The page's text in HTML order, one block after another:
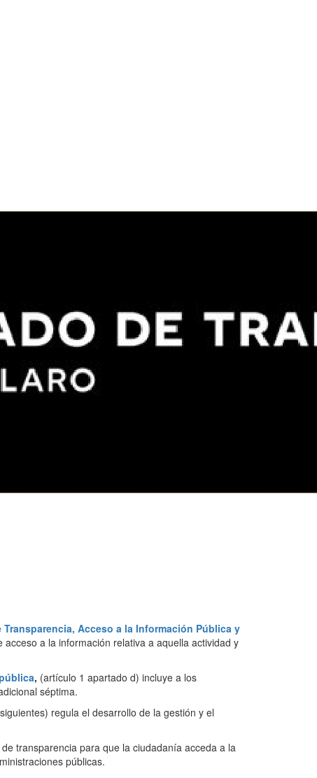
Transparencia, Acceso a la Información Pública y
a la información relativa a aquella actividad y
, (artículo 1 apartado d) incluye a los
séptima.
regula el desarrollo de la gestión y el
transparencia para que la ciudadanía acceda a la
públicas.